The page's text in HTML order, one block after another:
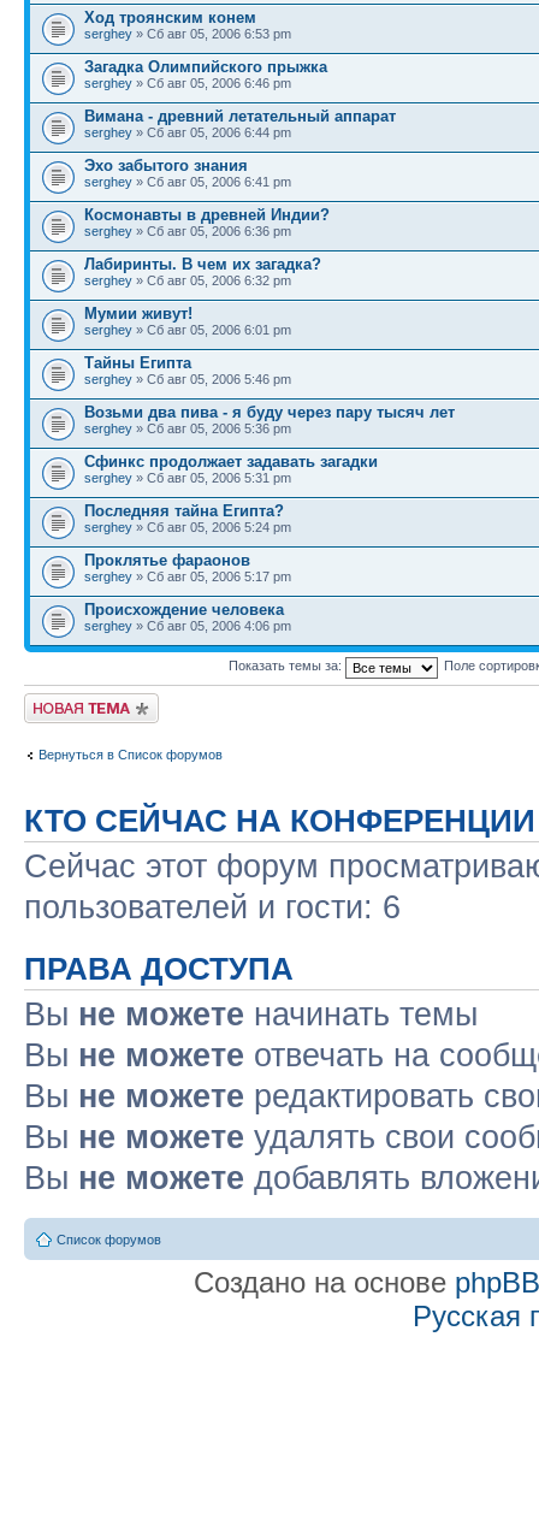
Ход троянским конем
serghey » Сб авг 05, 2006 6:53 pm
Загадка Олимпийского прыжка
serghey » Сб авг 05, 2006 6:46 pm
Вимана - древний летательный аппарат
serghey » Сб авг 05, 2006 6:44 pm
Эхо забытого знания
serghey » Сб авг 05, 2006 6:41 pm
Космонавты в древней Индии?
serghey » Сб авг 05, 2006 6:36 pm
Лабиринты. В чем их загадка?
serghey » Сб авг 05, 2006 6:32 pm
Мумии живут!
serghey » Сб авг 05, 2006 6:01 pm
Тайны Египта
serghey » Сб авг 05, 2006 5:46 pm
Возьми два пива - я буду через пару тысяч лет
serghey » Сб авг 05, 2006 5:36 pm
Сфинкс продолжает задавать загадки
serghey » Сб авг 05, 2006 5:31 pm
Последняя тайна Египта?
serghey » Сб авг 05, 2006 5:24 pm
Проклятье фараонов
serghey » Сб авг 05, 2006 5:17 pm
Происхождение человека
serghey » Сб авг 05, 2006 4:06 pm
Показать темы за: Поле
Новая тема
Вернуться в Список форумов
КТО СЕЙЧАС НА КОНФЕРЕНЦИИ
Сейчас этот форум
пользователей и гости: 6
ПРАВА ДОСТУПА
Вы не можете начинать темы
Вы не можете отвечать на
Вы не можете редактировать
Вы не можете удалять свои
Вы не можете добавлять
Список форумов
Создано на основе phpBB
Русская